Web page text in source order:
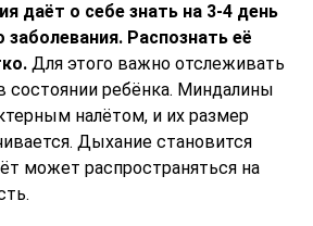
даёт о себе знать на 3-4 день
заболевания. Распознать её
Для этого важно отслеживать
ребёнка. Миндалины
налётом, и их размер
Дыхание становится
может распространяться на